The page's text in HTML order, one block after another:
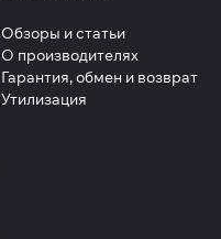
Обзоры и статьи
О производителях
Гарантия, обмен и возврат
Утилизация